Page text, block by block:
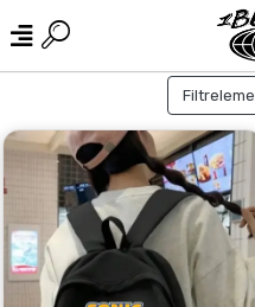
Filtreleme